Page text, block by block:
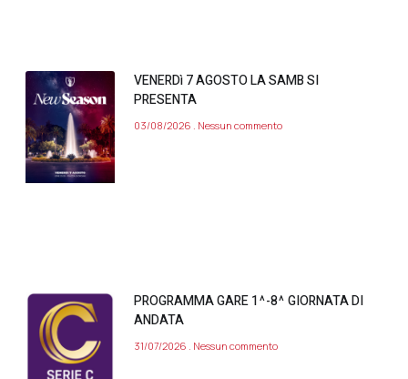
VENERDì 7 AGOSTO LA SAMB SI
PRESENTA
03/08/2026 Nessun commento
PROGRAMMA GARE 1^-8^ GIORNATA DI
ANDATA
31/07/2026 Nessun commento